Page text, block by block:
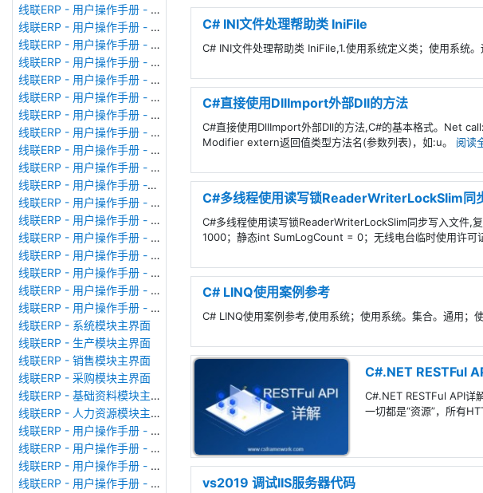
线联ERP - 用户操作手册 - 报表管理
线联ERP - 用户操作手册 - 字段名管理
线联ERP - 用户操作手册 - 模块管理
线联ERP - 用户操作手册 - 广播消息
线联ERP - 用户操作手册 - 审计日志
线联ERP - 用户操作手册 - 公司资料设置
线联ERP - 用户操作手册 - 系统参数设置
线联ERP - 用户操作手册 - 单据类型
线联ERP - 用户操作手册 - 号码规则
线联ERP - 用户操作手册 - 功能菜单
线联ERP - 用户操作手册 -分配临时角色
线联ERP - 用户操作手册 - 组织架构
线联ERP - 用户操作手册 - 用户管理
线联ERP - 用户操作手册 - 角色/岗位管理
线联ERP - 用户操作手册 - 暂估入库明细表
线联ERP - 用户操作手册 - 物料收发明细表
线联ERP - 用户操作手册 - 即时库存余额表
线联ERP - 用户操作手册 - 库存账龄分析表
线联ERP - 系统模块主界面
线联ERP - 生产模块主界面
线联ERP - 销售模块主界面
线联ERP - 采购模块主界面
线联ERP - 基础资料模块主界面
线联ERP - 人力资源模块主界面
线联ERP - 用户操作手册 - 个人考勤报表（横向）
线联ERP - 用户操作手册 - 部门考勤报表
线联ERP - 用户操作手册 - 个人考勤报表
线联ERP - 用户操作手册 - 考勤计算
C# INI文件处理帮助类 IniFile
C# INI文件处理帮助类 IniFile,1.使用系统定义类；使用系
C#直接使用DllImport外部Dll的方法
C#直接使用DllImport外部Dll的方法,C#的基本格式。Net
Modifier extern返回值类型方法名(参数列表)，如:u。 阅读
C#多线程使用读写锁ReaderWriterLockSlim同
C#多线程使用读写锁ReaderWriterLockSlim同步写入文件
1000；静态int SumLogCount = 0；无线电台临时使用许可
C# LINQ使用案例参考
C# LINQ使用案例参考,使用系统；使用系统。集合。通用；
C#.NET RESTFul
C#.NET RESTFul API详
一切都是“资源”，所有
vs2019 调试IIS服务器代码